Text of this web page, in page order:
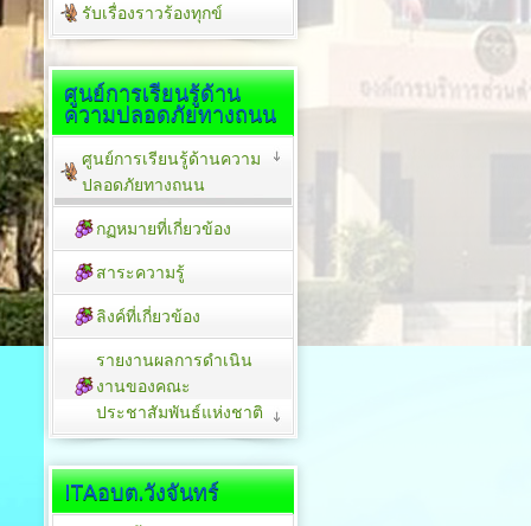
รับเรื่องราวร้องทุกข์
ศูนย์การเรียนรู้ด้าน
ความปลอดภัยทางถนน
ศูนย์การเรียนรู้ด้านความ
ปลอดภัยทางถนน
กฏหมายที่เกี่ยวข้อง
สาระความรู้
ลิงค์ที่เกี่ยวข้อง
รายงานผลการดำเนิน
งานของคณะ
ประชาสัมพันธ์แห่งชาติ
ITAอบต.วังจันทร์